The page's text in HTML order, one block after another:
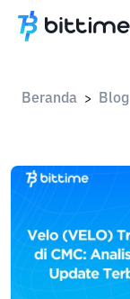
Beranda > Blog